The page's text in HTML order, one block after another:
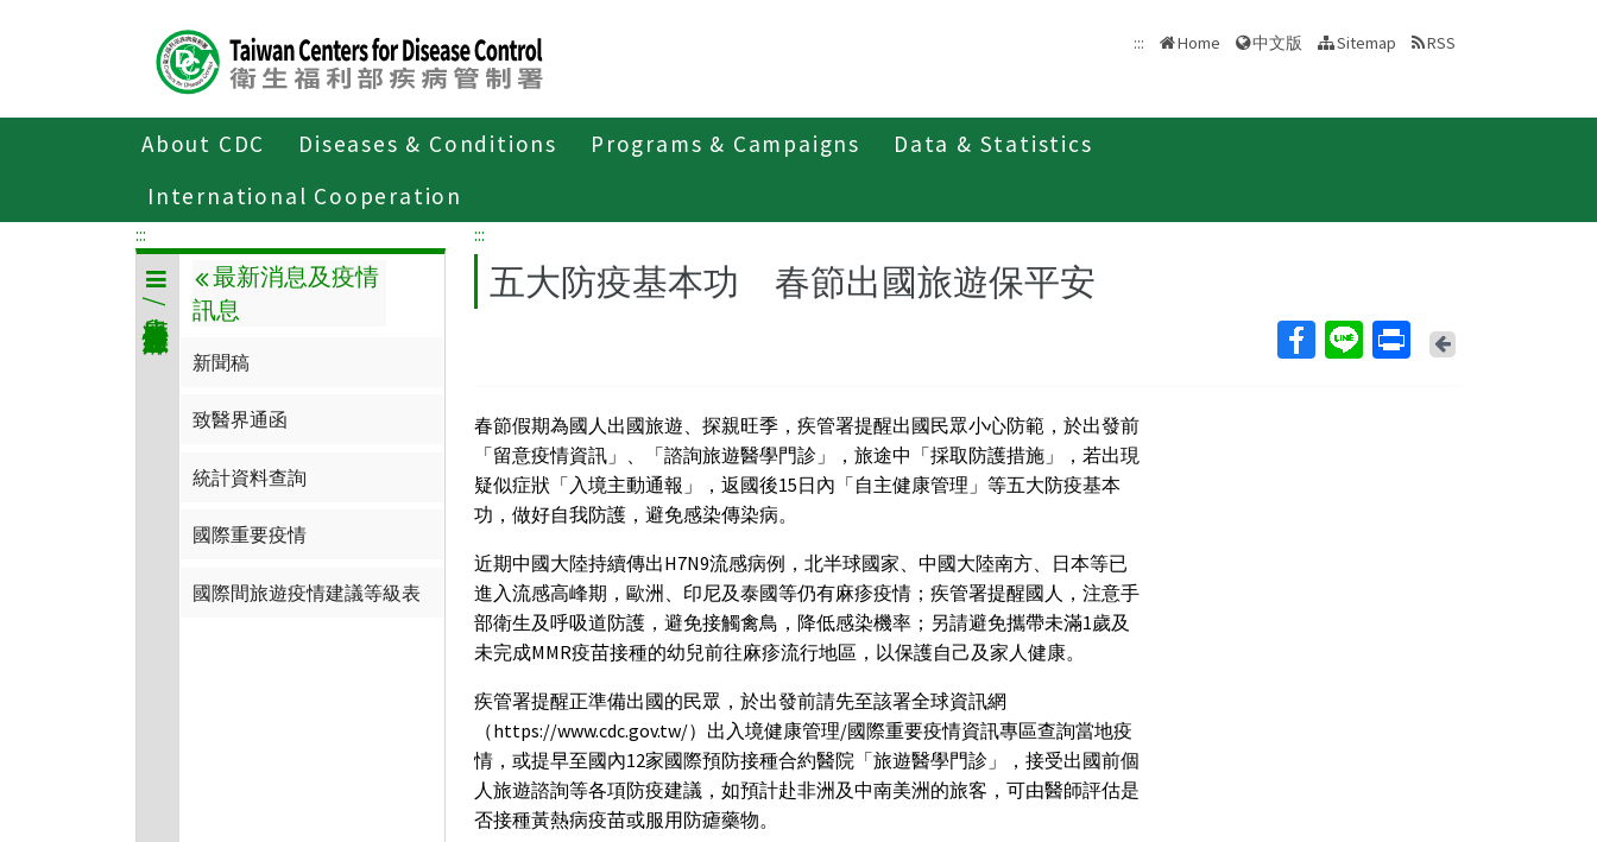
::: Home 中文版 Sitemap RSS
About CDC Diseases & Conditions Programs & Campaigns
Data & Statistics
International Cooperation
傳染病與防疫專題
:::
小兒麻痺症/急性無力肢體麻痺
最新消息及疫情
訊息
新聞稿
致醫界通函
統計資料查詢
國際重要疫情
國際間旅遊疫情建議等級表
:::
五大防疫基本功 春節出國旅遊保平安
Back
春節假期為國人出國旅遊、探親旺季，疾管署提醒出國民眾小心防範，於出發前
「留意疫情資訊」、「諮詢旅遊醫學門診」，旅途中「採取防護措施」，若出現
疑似症狀「入境主動通報」，返國後15日內「自主健康管理」等五大防疫基本
功，做好自我防護，避免感染傳染病。
近期中國大陸持續傳出H7N9流感病例，北半球國家、中國大陸南方、日本等已
進入流感高峰期，歐洲、印尼及泰國等仍有麻疹疫情；疾管署提醒國人，注意手
部衛生及呼吸道防護，避免接觸禽鳥，降低感染機率；另請避免攜帶未滿1歲及
未完成MMR疫苗接種的幼兒前往麻疹流行地區，以保護自己及家人健康。
疾管署提醒正準備出國的民眾，於出發前請先至該署全球資訊網
（https://www.cdc.gov.tw/）出入境健康管理/國際重要疫情資訊專區查詢當地疫
情，或提早至國內12家國際預防接種合約醫院「旅遊醫學門診」，接受出國前個
人旅遊諮詢等各項防疫建議，如預計赴非洲及中南美洲的旅客，可由醫師評估是
否接種黃熱病疫苗或服用防瘧藥物。